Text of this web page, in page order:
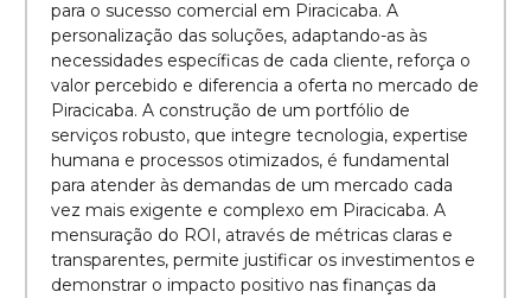
para o sucesso comercial em Piracicaba. A
personalização das soluções, adaptando-as às
necessidades específicas de cada cliente, reforça o
valor percebido e diferencia a oferta no mercado de
Piracicaba. A construção de um portfólio de
serviços robusto, que integre tecnologia, expertise
humana e processos otimizados, é fundamental
para atender às demandas de um mercado cada
vez mais exigente e complexo em Piracicaba. A
mensuração do ROI, através de métricas claras e
transparentes, permite justificar os investimentos e
demonstrar o impacto positivo nas finanças da